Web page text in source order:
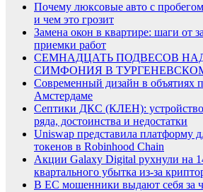
Почему люксовые авто с
и чем это грозит
Замена окон в квартире: шаги от
приемки работ
СЕМНАДЦАТЬ ПОДВЕСОВ
СИМФОНИЯ В
Современный дизайн в объятиях
Амстердаме
Септики ДКС (КЛЕН):
ряда, достоинства и недостатки
Uniswap представила платформу
токенов в Robinhood Chain
Акции Galaxy Digital рухнули на
квартального убытка из-за
В ЕС мошенники выдают себя за